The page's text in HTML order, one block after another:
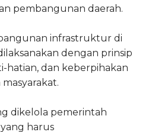
pembangunan daerah.
infrastruktur di
dengan prinsip
hatian, dan keberpihakan
dikelola pemerintah
harus